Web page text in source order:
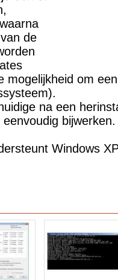
de
mogelijkheid om
na een
bijwerken.
Windows